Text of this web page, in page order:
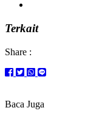
Terkait
Share :
Baca Juga